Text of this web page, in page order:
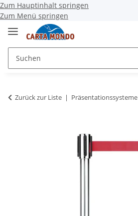
Zum Hauptinhalt springen
Zum Menü springen
Zurück zur Liste Präsentationssysteme